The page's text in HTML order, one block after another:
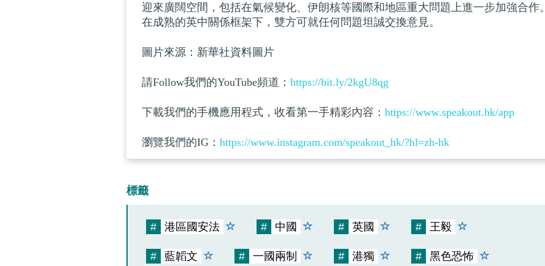
迎來廣闊空間，包括在氣候變化、伊朗核等國際和地區重大問題上進一步加強合作。
在成熟的英中關係框架下，雙方可就任何問題坦誠交換意見。
圖片來源：新華社資料圖片
請Follow我們的YouTube頻道： https://bit.ly/2kgU8qg
下載我們的手機應用程式，收看第一手精彩內容： https://www.speakout.hk/app
瀏覽我們的IG： https://www.instagram.com/speakout_hk/?hl=zh-hk
標籤
# 港區國安法 # 中國 # 英國 # 王毅
# 藍韜文 # 一國兩制 # 港獨 # 黑色恐怖